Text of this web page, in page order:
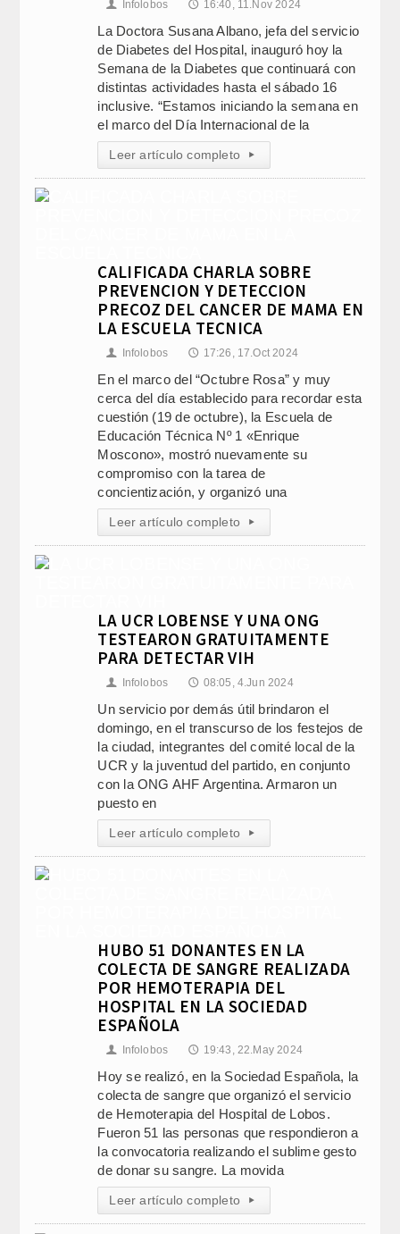
👤 Infolobos 🕔 16:40, 11.Nov 2024
La Doctora Susana Albano, jefa del servicio
de Diabetes del Hospital, inauguró hoy la
Semana de la Diabetes que continuará con
distintas actividades hasta el sábado 16
inclusive. “Estamos iniciando la semana en
el marco del Día Internacional de la
Leer artículo completo ▸
CALIFICADA CHARLA SOBRE
PREVENCION Y DETECCION
PRECOZ DEL CANCER DE MAMA EN
LA ESCUELA TECNICA
👤 Infolobos 🕔 17:26, 17.Oct 2024
En el marco del “Octubre Rosa” y muy
cerca del día establecido para recordar esta
cuestión (19 de octubre), la Escuela de
Educación Técnica Nº 1 «Enrique
Moscono», mostró nuevamente su
compromiso con la tarea de
concientización, y organizó una
Leer artículo completo ▸
LA UCR LOBENSE Y UNA ONG
TESTEARON GRATUITAMENTE
PARA DETECTAR VIH
👤 Infolobos 🕔 08:05, 4.Jun 2024
Un servicio por demás útil brindaron el
domingo, en el transcurso de los festejos de
la ciudad, integrantes del comité local de la
UCR y la juventud del partido, en conjunto
con la ONG AHF Argentina. Armaron un
puesto en
Leer artículo completo ▸
HUBO 51 DONANTES EN LA
COLECTA DE SANGRE REALIZADA
POR HEMOTERAPIA DEL
HOSPITAL EN LA SOCIEDAD
ESPAÑOLA
👤 Infolobos 🕔 19:43, 22.May 2024
Hoy se realizó, en la Sociedad Española, la
colecta de sangre que organizó el servicio
de Hemoterapia del Hospital de Lobos.
Fueron 51 las personas que respondieron a
la convocatoria realizando el sublime gesto
de donar su sangre. La movida
Leer artículo completo ▸